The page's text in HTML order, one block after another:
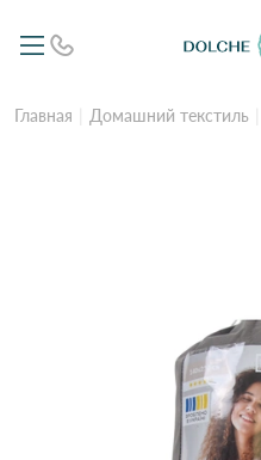
Главная Домашний текстиль